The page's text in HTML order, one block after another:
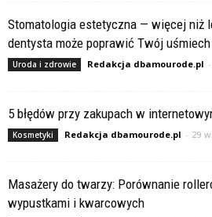
Stomatologia estetyczna — więcej niż
dentysta może poprawić Twój uśmiech
Uroda i zdrowie Redakcja dbamourode.pl -
5 błędów przy zakupach w
Kosmetyki Redakcja dbamourode.pl - 29
Masażery do twarzy: Porównanie
wypustkami i kwarcowych